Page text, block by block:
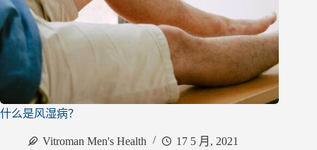
什么是风湿病？
Vitroman Men's Health 17 5 月, 2021